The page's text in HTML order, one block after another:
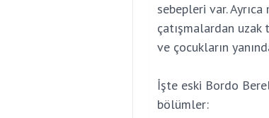
sebepleri var.
çatışmalardan uzak
ve çocukların
İşte eski Bordo
bölümler: